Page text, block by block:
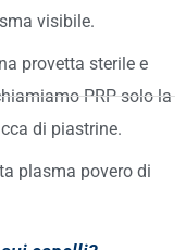
visibile.
provetta sterile e
PRP solo la
di piastrine.
plasma povero di